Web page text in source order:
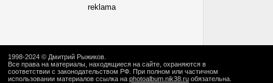
reklama
1998-2024 © Дмитрий Рыжиков
Все права на материалы, находящиеся на сайте, охраняются в
соответствии с законодательством РФ. При полном или частичном
использовании материалов ссылка на photoalbum.nik38.ru обязательна.